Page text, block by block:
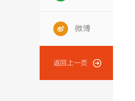
微博
返回上一页